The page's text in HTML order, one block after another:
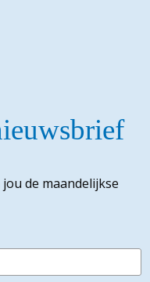
de maandelijkse